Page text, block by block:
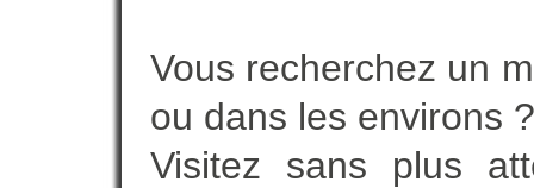
Vous recherchez un
ou dans les environs ?
Visitez sans plus